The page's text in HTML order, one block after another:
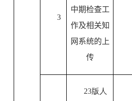
3
中期检查工
作及相关知
网系统的上
传
23版人